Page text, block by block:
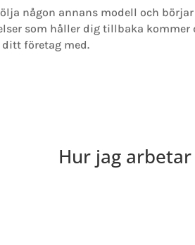
någon annans modell och
som håller dig tillbaka kommer
företag med.
Hur jag arbetar